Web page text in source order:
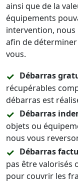
ainsi que de la
équipements
intervention,
afin de
vous.
Débarras
récupérables
débarras est
Débarras
objets ou
nous vous
Débarras
pas être valorisés
pour couvrir les